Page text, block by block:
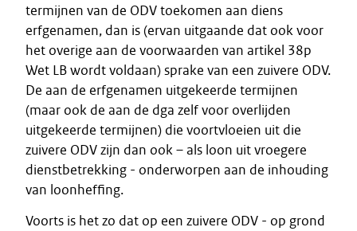
termijnen van de ODV toekomen aan diens
erfgenamen, dan is (ervan uitgaande dat ook voor
het overige aan de voorwaarden van artikel 38p
Wet LB wordt voldaan) sprake van een zuivere ODV.
De aan de erfgenamen uitgekeerde termijnen
(maar ook de aan de dga zelf voor overlijden
uitgekeerde termijnen) die voortvloeien uit die
zuivere ODV zijn dan ook – als loon uit vroegere
dienstbetrekking - onderworpen aan de inhouding
van loonheffing.
Voorts is het zo dat op een zuivere ODV - op grond